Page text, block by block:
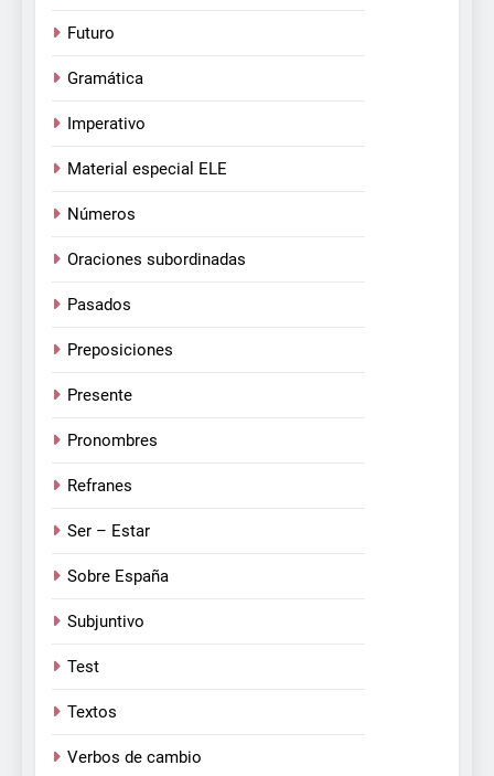
Futuro
Gramática
Imperativo
Material especial ELE
Números
Oraciones subordinadas
Pasados
Preposiciones
Presente
Pronombres
Refranes
Ser – Estar
Sobre España
Subjuntivo
Test
Textos
Verbos de cambio